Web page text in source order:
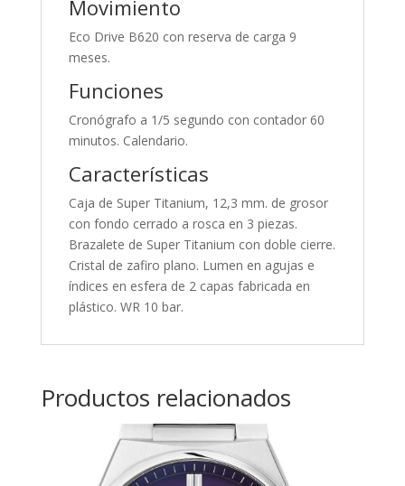
Movimiento
Eco Drive B620 con reserva de carga 9
meses.
Funciones
Cronógrafo a 1/5 segundo con contador 60
minutos. Calendario.
Características
Caja de Super Titanium, 12,3 mm. de grosor
con fondo cerrado a rosca en 3 piezas.
Brazalete de Super Titanium con doble cierre.
Cristal de zafiro plano. Lumen en agujas e
índices en esfera de 2 capas fabricada en
plástico. WR 10 bar.
Productos relacionados